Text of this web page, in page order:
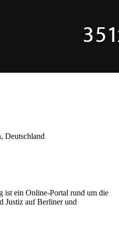
Deutschland
ist ein Online-Portal rund um die
Justiz auf Berliner und